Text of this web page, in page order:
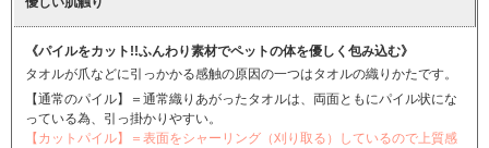
《パイルをカット!!ふんわり素材でペットの体を優しく包み込む》
タオルが爪などに引っかかる感触の原因の一つはタオルの織りかたです。
【通常のパイル】＝通常織りあがったタオルは、両面ともにパイル状にな
っている為、引っ掛かりやすい。
【カットパイル】＝表面をシャーリング（刈り取る）しているので上質感